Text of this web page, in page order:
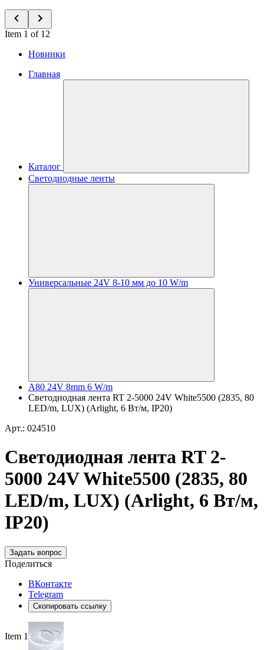
Item 1 of 12
Новинки
Главная
Каталог
Светодиодные ленты
Универсальные 24V 8-10 мм до 10 W/m
A80 24V 8mm 6 W/m
Светодиодная лента RT 2-5000 24V White5500 (2835, 80
LED/m, LUX) (Arlight, 6 Вт/м, IP20)
Арт.: 024510
Светодиодная лента RT 2-
5000 24V White5500 (2835, 80
LED/m, LUX) (Arlight, 6 Вт/м,
IP20)
Задать вопрос
Поделиться
ВКонтакте
Telegram
Скопировать ссылку
Item 1 of 4